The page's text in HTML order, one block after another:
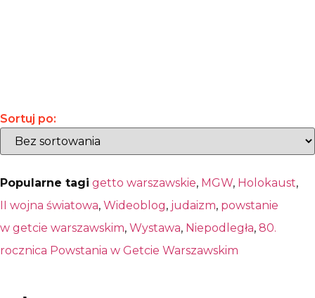
Sortuj po:
Popularne tagi getto warszawskie, MGW, Holokaust,
II wojna światowa, Wideoblog, judaizm, powstanie
w getcie warszawskim, Wystawa, Niepodległa, 80.
rocznica Powstania w Getcie Warszawskim